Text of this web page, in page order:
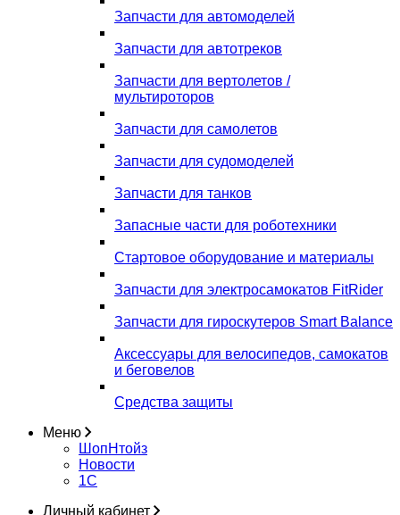
Запчасти для автомоделей
Запчасти для автотреков
Запчасти для вертолетов /
мультироторов
Запчасти для самолетов
Запчасти для судомоделей
Запчасти для танков
Запасные части для роботехники
Стартовое оборудование и материалы
Запчасти для электросамокатов FitRider
Запчасти для гироскутеров Smart Balance
Аксессуары для велосипедов, самокатов
и беговелов
Средства защиты
Меню
ШопНтойз
Новости
1C
Личный кабинет